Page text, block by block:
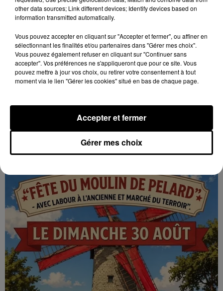
16h58
GOMMERVILLE - RANDONNÉE PÉDESTRE
Dimanche 13 septembre à 8h30 à Gommerville :
Randonnée pédestre. Deux parcours au choix.
Inscription obligatoire.
other data sources; Link different devices; Identify devices based on
information transmitted automatically.
Vous pouvez accepter en cliquant sur "Accepter et fermer", ou affiner en
sélectionnant les finalités et/ou partenaires dans "Gérer mes choix".
Vous pouvez également refuser en cliquant sur "Continuer sans
accepter". Vos préférences ne s'appliqueront que pour ce site. Vous
pouvez mettre à jour vos choix, ou retirer votre consentement à tout
moment via le lien "Gérer les cookies" situé en bas de chaque page.
Gérer mes choix
Accepter et fermer